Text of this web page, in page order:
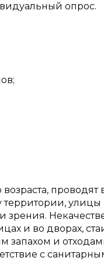
опрос.
проводят
зрения.
и во дворах,
запахом и
с